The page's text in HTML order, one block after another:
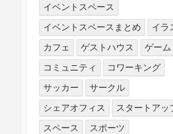
イベントスペース
イベントスペースまとめ
イラ
カフェ
ゲストハウス
ゲーム
コミュニティ
コワーキング
サッカー
サークル
シェアオフィス
スタートアッ
スペース
スポーツ